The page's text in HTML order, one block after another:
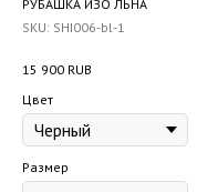
РУБАШКА ИЗО ЛЬНА
SKU: SHI006-bl-1
15 900 RUB
Цвет
Размер